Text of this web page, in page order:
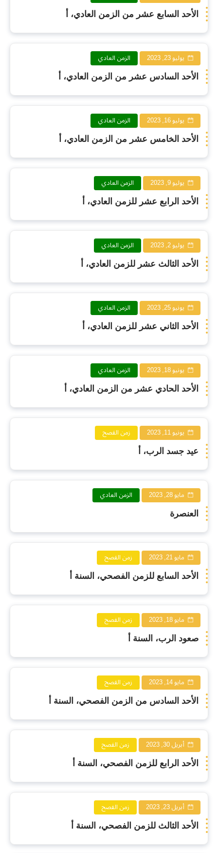
الأحد السابع عشر من الزمن العادي، أ
يوليو 23, 2023 الزمن العادي
الأحد السادس عشر من الزمن العادي، أ
يوليو 16, 2023 الزمن العادي
الأحد الخامس عشر من الزمن العادي، أ
يوليو 9, 2023 الزمن العادي
الأحد الرابع عشر للزمن العادي، أ
يوليو 2, 2023 الزمن العادي
الأحد الثالث عشر للزمن العادي، أ
يونيو 25, 2023 الزمن العادي
الأحد الثاني عشر للزمن العادي، أ
يونيو 18, 2023 الزمن العادي
الأحد الحادي عشر من الزمن العادي، أ
يونيو 11, 2023 زمن الفصح
عيد جسد الرب، أ
مايو 28, 2023 الزمن العادي
العنصرة
مايو 21, 2023 زمن الفصح
الأحد السابع للزمن الفصحي، السنة أ
مايو 18, 2023 زمن الفصح
صعود الرب، السنة أ
مايو 14, 2023 زمن الفصح
الأحد السادس من الزمن الفصحي، السنة أ
أبريل 30, 2023 زمن الفصح
الأحد الرابع للزمن الفصحي، السنة أ
أبريل 23, 2023 زمن الفصح
الأحد الثالث للزمن الفصحي، السنة أ